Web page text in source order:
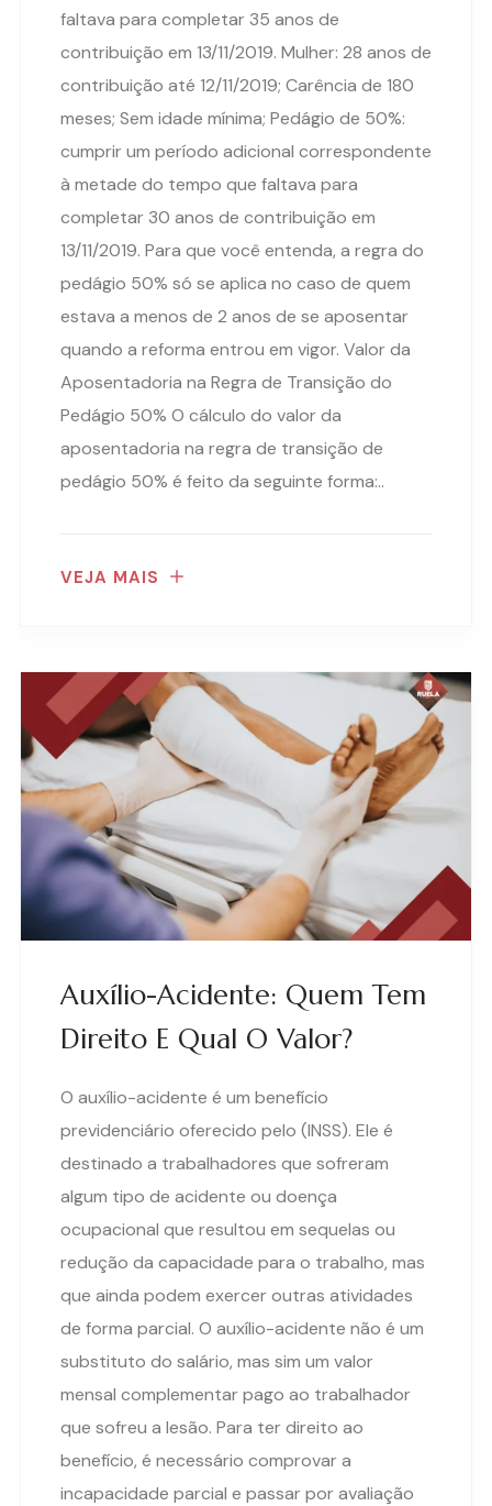
faltava para completar 35 anos de
contribuição em 13/11/2019. Mulher: 28 anos de
contribuição até 12/11/2019; Carência de 180
meses; Sem idade mínima; Pedágio de 50%:
cumprir um período adicional correspondente
à metade do tempo que faltava para
completar 30 anos de contribuição em
13/11/2019. Para que você entenda, a regra do
pedágio 50% só se aplica no caso de quem
estava a menos de 2 anos de se aposentar
quando a reforma entrou em vigor. Valor da
Aposentadoria na Regra de Transição do
Pedágio 50% O cálculo do valor da
aposentadoria na regra de transição de
pedágio 50% é feito da seguinte forma:..
VEJA MAIS
Auxílio-Acidente: Quem Tem
Direito E Qual O Valor?
O auxílio-acidente é um benefício
previdenciário oferecido pelo (INSS). Ele é
destinado a trabalhadores que sofreram
algum tipo de acidente ou doença
ocupacional que resultou em sequelas ou
redução da capacidade para o trabalho, mas
que ainda podem exercer outras atividades
de forma parcial. O auxílio-acidente não é um
substituto do salário, mas sim um valor
mensal complementar pago ao trabalhador
que sofreu a lesão. Para ter direito ao
benefício, é necessário comprovar a
incapacidade parcial e passar por avaliação